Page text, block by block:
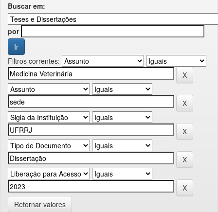
Buscar em:
por
Filtros correntes:
Retornar valores